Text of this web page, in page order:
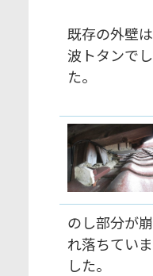
既存の外壁は
波トタンでし
た。
のし部分が崩
れ落ちていま
した。